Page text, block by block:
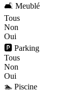
🛋️ Meublé
Tous
Non
Oui
🅿️ Parking
Tous
Non
Oui
🏊 Piscine